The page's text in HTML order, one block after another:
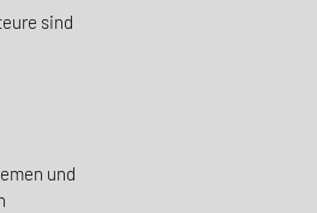
sind
und